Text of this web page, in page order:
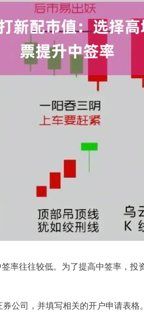
率往往较低。为了提高中签率，
公司，并填写相关的开户申请表格